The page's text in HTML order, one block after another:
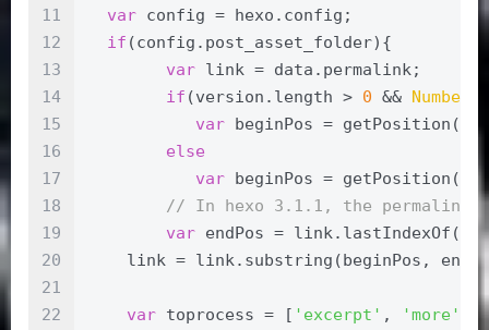
11
12
13
14
15
16
17
18
19
20
21
22
var config = hexo.config;
if (config.post_asset_folder){
var link = data.permalink;
if (version.length > 0 && Number
var beginPos =
else
var beginPos =
// In hexo 3.1.1, the
var endPos = link.lastIndexOf(
'/'
link = link.substring(beginPos,
var toprocess = [ 'excerpt' , 'more' ,